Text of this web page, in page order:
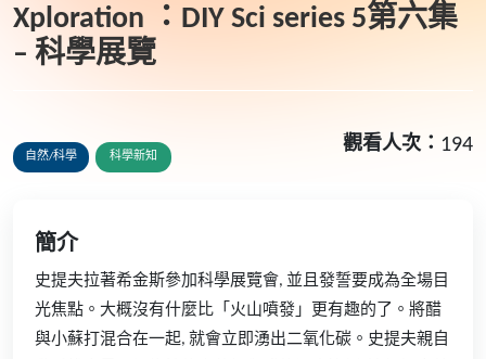
Xploration ：DIY Sci series 5第六集
– 科學展覽
自然/科學 科學新知
觀看人次： 194
簡介
史提夫拉著希金斯參加科學展覽會, 並且發誓要成為全場目
光焦點。大概沒有什麼比「火山噴發」更有趣的了。將醋
與小蘇打混合在一起, 就會立即湧出二氧化碳。史提夫親自